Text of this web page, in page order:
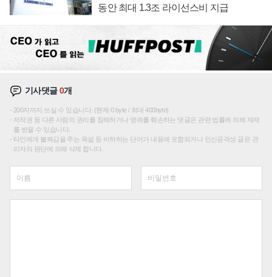
동안 최대 1.3조 라이선스비 지급
기사댓글0개
200자까지 쓰실 수 있습니다. (현재 0 byte / 최대 400byte)
저작권 등 다른 사람의 권리를 침해하거나 명예를 훼손하는 댓글은 관련 법률에 의해 제재
를 받을 수 있습니다.
타인에게 불쾌감을 주는 욕설 등 비하하는 단어가 내용에 포함되거나 인신공격성 글은 관
리자의 판단에 의해 삭제 합니다.